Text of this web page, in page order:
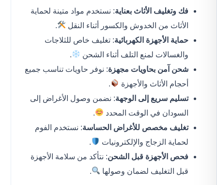
فك وتغليف الأثاث بعناية: نستخدم مواد متينة لحماية
الأثاث من الخدوش والكسور أثناء النقل
.
حماية الأجهزة الكهربائية: تغليف خاص للثلاجات
والغسالات لمنع التلف أثناء الشحن
.
شحن آمن بحاويات مجهزة: نوفر حاويات تناسب جميع
أحجام الأثاث والأجهزة
.
تسليم سريع إلى الوجهة: نضمن وصول الأغراض إلى
السودان في الوقت المحدد
.
تغليف مخصص للأغراض الحساسة: نستخدم الفوم
لحماية الزجاج والإلكترونيات
.
فحص الأجهزة قبل الشحن: نتأكد من سلامة الأجهزة
قبل التغليف لضمان وصولها
.